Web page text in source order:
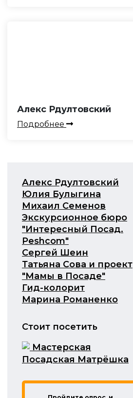
Алекс Рдултовский
Подробнее
Алекс Рдултовский
Юлия Булыгина
Михаил Семенов
Экскурсионное бюро
"Интересный Посад.
Peshcom"
Сергей Шеин
Татьяна Сова и проект
"Мамы в Посаде"
Гид-колорит
Марина Романенко
Стоит посетить
Мастерская
‎Посадская Матрёшка